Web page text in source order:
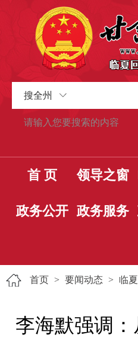
搜全州
首 页 领导之窗
政务公开 政务服务
首页 > 要闻动态 > 临
李海默强调